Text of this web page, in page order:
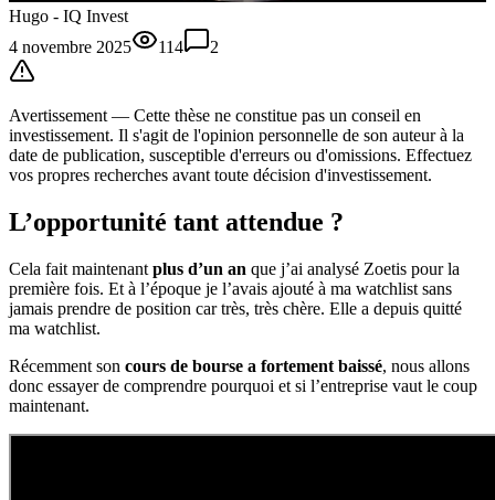
Hugo - IQ Invest
4 novembre 2025
114 2
Avertissement — Cette thèse ne constitue pas un conseil en
investissement. Il s'agit de l'opinion personnelle de son auteur à la
date de publication, susceptible d'erreurs ou d'omissions. Effectuez
vos propres recherches avant toute décision d'investissement.
L’opportunité tant attendue ?
Cela fait maintenant plus d’un an que j’ai analysé Zoetis pour la
première fois. Et à l’époque je l’avais ajouté à ma watchlist sans
jamais prendre de position car très, très chère. Elle a depuis quitté
ma watchlist.
Récemment son cours de bourse a fortement baissé, nous allons
donc essayer de comprendre pourquoi et si l’entreprise vaut le coup
maintenant.